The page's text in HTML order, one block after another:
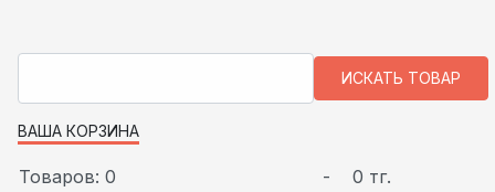
ВАША КОРЗИНА
Товаров: 0 -
0 тг.